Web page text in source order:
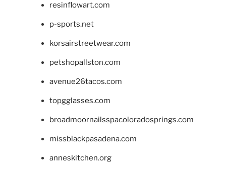
resinflowart.com
p-sports.net
korsairstreetwear.com
petshopallston.com
avenue26tacos.com
topgglasses.com
broadmoornailsspacoloradosprings.com
missblackpasadena.com
anneskitchen.org